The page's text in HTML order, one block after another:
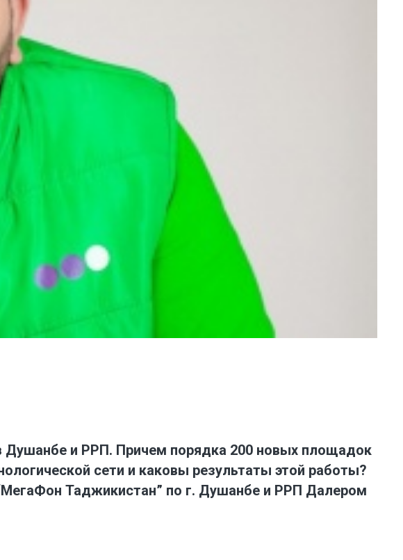
Душанбе и РРП. Причем порядка 200 новых площадок
сети и каковы результаты этой работы?
Таджикистан” по г. Душанбе и РРП Далером